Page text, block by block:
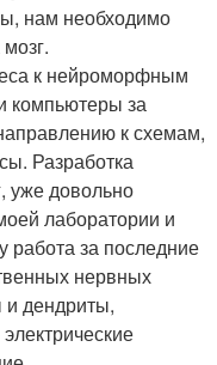
нам необходимо
к нейроморфным
компьютеры за
к схемам,
Разработка
уже довольно
лаборатории и
работа за последние
нервных
и дендриты,